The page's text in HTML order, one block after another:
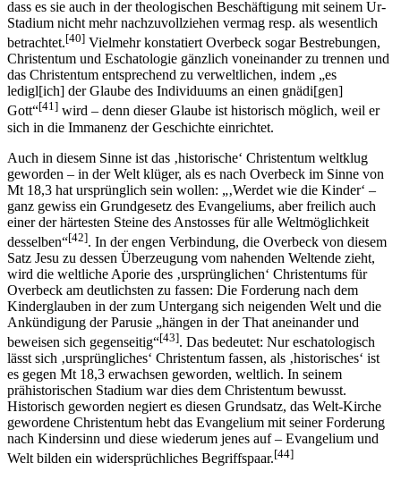
dass es sie auch in der theologischen Beschäftigung mit seinem Ur-
Stadium nicht mehr nachzuvollziehen vermag resp. als wesentlich
betrachtet.[40] Vielmehr konstatiert Overbeck sogar Bestrebungen,
Christentum und Eschatologie gänzlich voneinander zu trennen und
das Christentum entsprechend zu verweltlichen, indem „es
ledigl[ich] der Glaube des Individuums an einen gnädi[gen]
Gott“[41] wird – denn dieser Glaube ist historisch möglich, weil er
sich in die Immanenz der Geschichte einrichtet.
Auch in diesem Sinne ist das ‚historische‘ Christentum weltklug
geworden – in der Welt klüger, als es nach Overbeck im Sinne von
Mt 18,3 hat ursprünglich sein wollen: „‚Werdet wie die Kinder‘ –
ganz gewiss ein Grundgesetz des Evangeliums, aber freilich auch
einer der härtesten Steine des Anstosses für alle Weltmöglichkeit
desselben“[42]. In der engen Verbindung, die Overbeck von diesem
Satz Jesu zu dessen Überzeugung vom nahenden Weltende zieht,
wird die weltliche Aporie des ‚ursprünglichen‘ Christentums für
Overbeck am deutlichsten zu fassen: Die Forderung nach dem
Kinderglauben in der zum Untergang sich neigenden Welt und die
Ankündigung der Parusie „hängen in der That aneinander und
beweisen sich gegenseitig“[43]. Das bedeutet: Nur eschatologisch
lässt sich ‚ursprüngliches‘ Christentum fassen, als ‚historisches‘ ist
es gegen Mt 18,3 erwachsen geworden, weltlich. In seinem
prähistorischen Stadium war dies dem Christentum bewusst.
Historisch geworden negiert es diesen Grundsatz, das Welt-Kirche
gewordene Christentum hebt das Evangelium mit seiner Forderung
nach Kindersinn und diese wiederum jenes auf – Evangelium und
Welt bilden ein widersprüchliches Begriffspaar.[44]